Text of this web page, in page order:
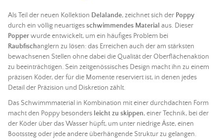
Als Teil der neuen Kollektion Delalande, zeichnet sich der Poppy
durch ein völlig neuartigesschwimmendes Material aus. Dieser
Popperwurde entwickelt, um ein häufiges Problem bei
Raubfischanglern zu lösen: das Erreichen auch der am stärksten
bewachsenen Stellen ohne dabei die Qualität der Oberflächenaktion
zu beeinträchtigen. Sein zeitgenössisches Design macht ihn zu einem
präzisen Köder, der für die Momente reserviert ist, in denen jedes
Detail der Präzision und Diskretion zählt.
Das Schwimmmaterial in Kombination mit einer durchdachten Form
macht den Poppy besonders leicht zu skippen, einer Technik, bei der
der Köder über das Wasser hüpft, um unter niedrige Äste, einen
Bootssteg oder jede andere überhängende Struktur zu gelangen.